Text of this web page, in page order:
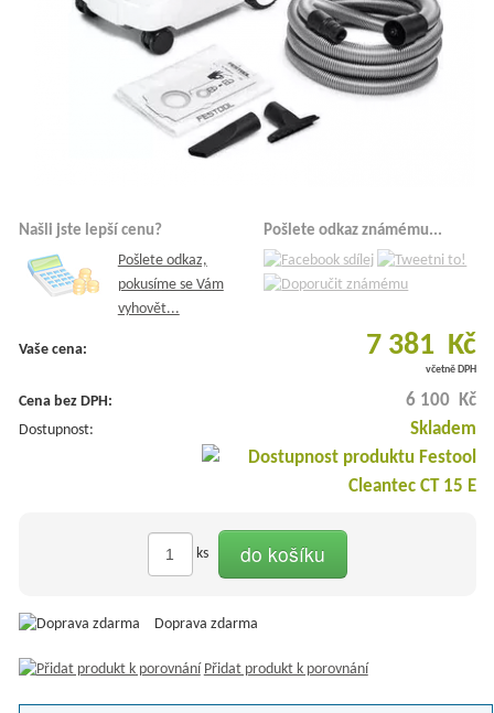
Našli jste lepší cenu?
Pošlete odkaz,
pokusíme se Vám
vyhovět...
Pošlete odkaz známému...
Vaše cena: 7 381 Kč
včetně DPH
Cena bez DPH: 6 100 Kč
Dostupnost: Skladem
ks do košíku
Doprava zdarma
Přidat produkt k porovnání